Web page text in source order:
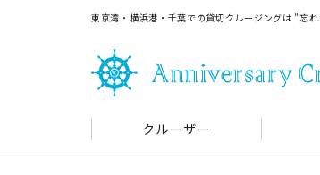
東京湾・横浜港・千葉での貸切クルージングは ”忘
クルーザー